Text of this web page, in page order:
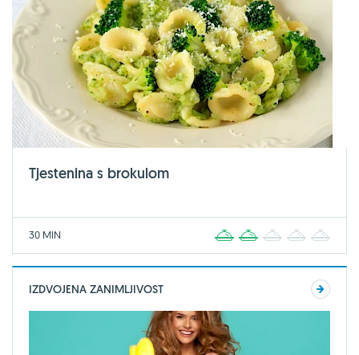
Tjestenina s brokulom
30 MIN 2 3 4
IZDVOJENA ZANIMLJIVOST